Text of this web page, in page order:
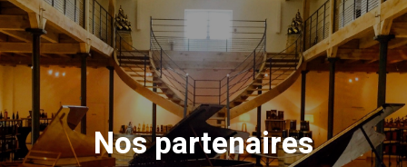
LES PIANOS
LES SERVICES
ÉVÈNEMENTS
VENTES
CONTACT Nos partenaires